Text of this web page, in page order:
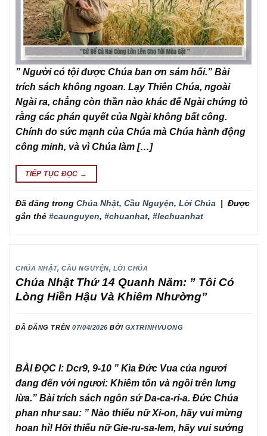
” Người có tội được Chúa ban ơn sám hối.” Bài
trích sách không ngoan. Lạy Thiên Chúa, ngoài
Ngài ra, chẳng còn thần nào khác để Ngài chứng tỏ
rằng các phán quyết của Ngài không bất công.
Chính do sức mạnh của Chúa mà Chúa hành động
công minh, và vì Chúa làm […]
TIẾP TỤC ĐỌC →
Đã đăng trong Chúa Nhật, Cầu Nguyện, Lời Chúa | Được
gắn thẻ #caunguyen, #chuanhat, #lechuanhat
CHÚA NHẬT,CẦU NGUYỆN, LỜI CHÚA
Chúa Nhật Thứ 14 Quanh Năm: ” Tôi Có
Lòng Hiền Hậu Và Khiêm Nhường”
ĐÃ ĐĂNG TRÊN07/04/2026 BỞI GXTRINHVUONG
BÀI ĐỌC I: Dcr9, 9-10 ” Kìa Đức Vua của ngươi
đang đến với ngươi: Khiêm tốn và ngồi trên lưng
lừa.” Bài trích sách ngôn sứ Da-ca-ri-a. Đức Chúa
phan như sau: ” Nào thiếu nữ Xi-on, hãy vui mừng
hoan hỉ! Hỡi thiếu nữ Gie-ru-sa-lem, hãy vui sướng